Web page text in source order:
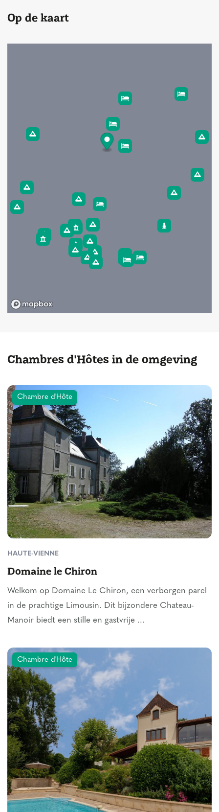
Op de kaart
Chambres d'Hôtes in de omgeving
Chambre d'Hôte
HAUTE-VIENNE
Domaine le Chiron
Welkom op Domaine Le Chiron, een verborgen parel
in de prachtige Limousin. Dit bijzondere Chateau-
Manoir biedt een stille en gastvrije ...
Chambre d'Hôte